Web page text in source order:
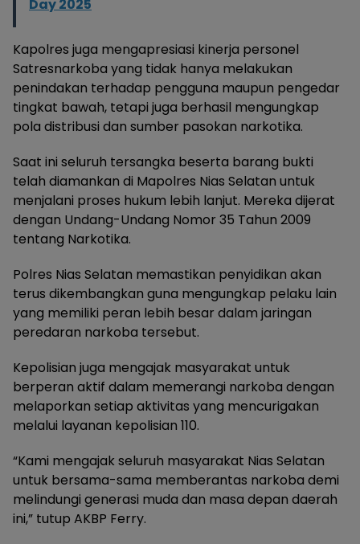
Day 2025
Kapolres juga mengapresiasi kinerja personel
Satresnarkoba yang tidak hanya melakukan
penindakan terhadap pengguna maupun pengedar
tingkat bawah, tetapi juga berhasil mengungkap
pola distribusi dan sumber pasokan narkotika.
Saat ini seluruh tersangka beserta barang bukti
telah diamankan di Mapolres Nias Selatan untuk
menjalani proses hukum lebih lanjut. Mereka dijerat
dengan Undang-Undang Nomor 35 Tahun 2009
tentang Narkotika.
Polres Nias Selatan memastikan penyidikan akan
terus dikembangkan guna mengungkap pelaku lain
yang memiliki peran lebih besar dalam jaringan
peredaran narkoba tersebut.
Kepolisian juga mengajak masyarakat untuk
berperan aktif dalam memerangi narkoba dengan
melaporkan setiap aktivitas yang mencurigakan
melalui layanan kepolisian 110.
“Kami mengajak seluruh masyarakat Nias Selatan
untuk bersama-sama memberantas narkoba demi
melindungi generasi muda dan masa depan daerah
ini,” tutup AKBP Ferry.